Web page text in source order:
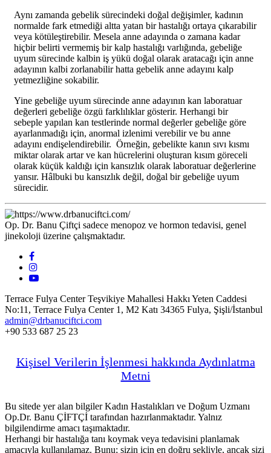
Aynı zamanda gebelik sürecindeki doğal değişimler, kadının
normalde fark etmediği altta yatan bir hastalığı ortaya çıkarabilir
veya kötüleştirebilir. Mesela anne adayında o zamana kadar
hiçbir belirti vermemiş bir kalp hastalığı varlığında, gebeliğe
uyum sürecinde kalbin iş yükü doğal olarak aratacağı için anne
adayının kalbi zorlanabilir hatta gebelik anne adayını kalp
yetmezliğine sokabilir.
Yine gebeliğe uyum sürecinde anne adayının kan laboratuar
değerleri gebeliğe özgü farklılıklar gösterir. Herhangi bir
sebeple yapılan kan testlerinde normal değerler gebeliğe göre
ayarlanmadığı için, anormal izlenimi verebilir ve bu anne
adayını endişelendirebilir. Örneğin, gebelikte kanın sıvı kısmı
miktar olarak artar ve kan hücrelerini oluşturan kısım göreceli
olarak küçük kaldığı için kansızlık olarak laboratuar değerlerine
yansır. Hâlbuki bu kansızlık değil, doğal bir gebeliğe uyum
sürecidir.
Op. Dr. Banu Çiftçi sadece menopoz ve hormon tedavisi, genel
jinekoloji üzerine çalışmaktadır.
Terrace Fulya Center Teşvikiye Mahallesi Hakkı Yeten Caddesi
No:11, Terrace Fulya Center 1, M2 Katı 34365 Fulya, Şişli/İstanbul
admin@drbanuciftci.com
+90 533 687 25 23
Kişisel Verilerin İşlenmesi hakkında Aydınlatma
Metni
Bu sitede yer alan bilgiler Kadın Hastalıkları ve Doğum Uzmanı
Op.Dr. Banu ÇİFTÇİ tarafından hazırlanmaktadır. Yalnız
bilgilendirme amacı taşımaktadır.
Herhangi bir hastalığa tanı koymak veya tedavisini planlamak
amacıyla kullanılamaz. Bunu; sizin için en doğru şekliyle, ancak sizi